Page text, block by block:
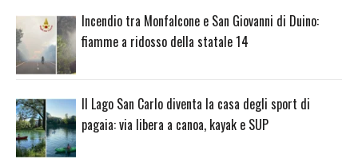
Incendio tra Monfalcone e San Giovanni di Duino:
fiamme a ridosso della statale 14
Il Lago San Carlo diventa la casa degli sport di
pagaia: via libera a canoa, kayak e SUP